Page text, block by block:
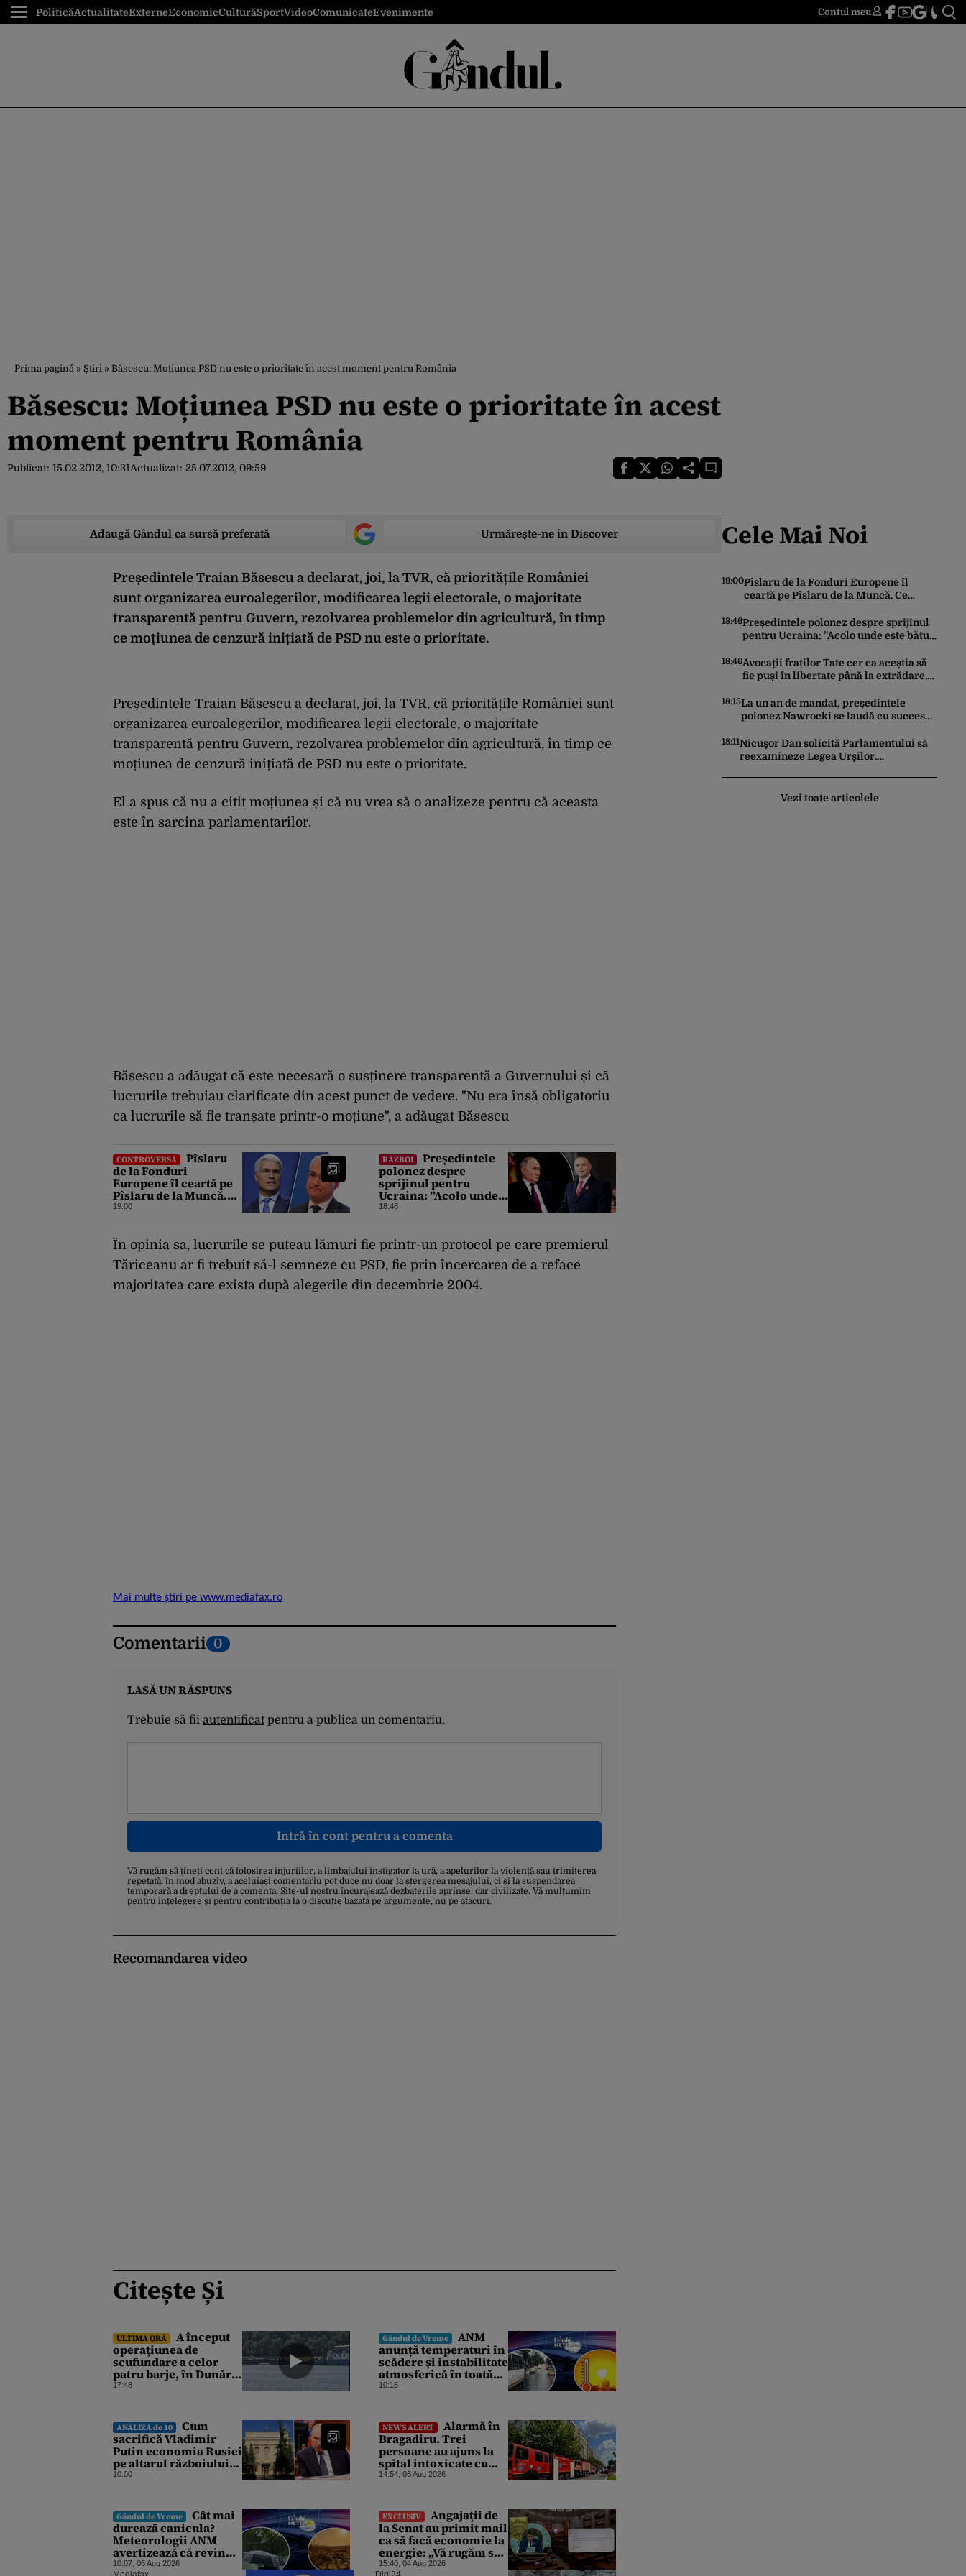
PoliticăActualitateExterneEconomicCulturăSportVideoComunicateEvenimente Contul meu
Prima pagină » Știri » Băsescu: Moțiunea PSD nu este o prioritate în acest moment pentru România
Băsescu: Moțiunea PSD nu este o prioritate în acest
moment pentru România
Publicat: 15.02.2012, 10:31Actualizat: 25.07.2012, 09:59
Adaugă Gândul ca sursă preferată Urmărește-ne în Discover
Președintele Traian Băsescu a declarat, joi, la TVR, că prioritățile României
sunt organizarea euroalegerilor, modificarea legii electorale, o majoritate
transparentă pentru Guvern, rezolvarea problemelor din agricultură, în timp
ce moțiunea de cenzură inițiată de PSD nu este o prioritate.
Președintele Traian Băsescu a declarat, joi, la TVR, că prioritățile României sunt
organizarea euroalegerilor, modificarea legii electorale, o majoritate
transparentă pentru Guvern, rezolvarea problemelor din agricultură, în timp ce
moțiunea de cenzură inițiată de PSD nu este o prioritate.
El a spus că nu a citit moțiunea și că nu vrea să o analizeze pentru că aceasta
este în sarcina parlamentarilor.
Băsescu a adăugat că este necesară o susținere transparentă a Guvernului și că
lucrurile trebuiau clarificate din acest punct de vedere. "Nu era însă obligatoriu
ca lucrurile să fie tranșate printr-o moțiune", a adăugat Băsescu
CONTROVERSĂ
Pîslaru
de la Fonduri
Europene îl ceartă pe
Pîslaru de la Muncă.
Ce avertisment a
19:00
RĂZBOI
Președintele
polonez despre
sprijinul pentru
Ucraina: ”Acolo unde
este bătut un moscal,
18:46
În opinia sa, lucrurile se puteau lămuri fie printr-un protocol pe care premierul
Tăriceanu ar fi trebuit să-l semneze cu PSD, fie prin încercarea de a reface
majoritatea care exista după alegerile din decembrie 2004.
Mai multe știri pe www.mediafax.ro
Comentarii 0
LASĂ UN RĂSPUNS
Trebuie să fii autentificatpentru a publica un comentariu.
Intră în cont pentru a comenta
Vă rugăm să țineți cont că folosirea injuriilor, a limbajului instigator la ură, a apelurilor la violență sau trimiterea
repetată, în mod abuziv, a aceluiași comentariu pot duce nu doar la ștergerea mesajului, ci și la suspendarea
temporară a dreptului de a comenta. Site-ul nostru încurajează dezbaterile aprinse, dar civilizate. Vă mulțumim
pentru înțelegere și pentru contribuția la o discuție bazată pe argumente, nu pe atacuri.
Recomandarea video
Citește Și
ULTIMA ORĂ
A început
operaţiunea de
scufundare a celor
patru barje, în Dunăre,
pentru creşterea
17:48
Gândul de Vreme
ANM
anunță temperaturi în
scădere și instabilitate
atmosferică în toată
țara. Cum va fi vremea
10:15
ANALIZA de 10
Cum
sacrifică Vladimir
Putin economia Rusiei
pe altarul războiului.
Atlantic Council: O
să apeleze la ultimele
resurse ale Băncii
Centrale
10:00
NEWS ALERT
Alarmă în
Bragadiru. Trei
persoane au ajuns la
spital intoxicate cu
gaze
14:54, 06 Aug 2026
Gândul de Vreme
Cât mai
durează canicula?
Meteorologii ANM
avertizează că revin
vijeliile și ploile
10:07, 06 Aug 2026
EXCLUSIV
Angajaţii de
la Senat au primit mail
ca să facă economie la
energie: „Vă rugăm să
opriţi aparatele de aer
15:40, 04 Aug 2026
Cele Mai Noi
19:00Pîslaru de la Fonduri Europene îl
ceartă pe Pîslaru de la Muncă. Ce
însuși
18:46Președintele polonez despre sprijinul
pentru Ucraina: ”Acolo unde este bătut
18:46Avocații fraților Tate cer ca aceștia să
fie puși în libertate până la extrădare.
instanței
18:15La un an de mandat, președintele
polonez Nawrocki se laudă cu succesul
stabilirea unei prezențe americane
permanente
18:11Nicuşor Dan solicită Parlamentului să
reexamineze Legea Urşilor.
Vezi toate articolele